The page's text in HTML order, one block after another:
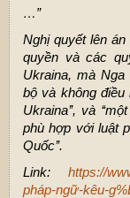
…”
Nghị quyết lên án
quyền và các
Ukraina, mà Nga
bộ và không
Ukraina’’, và
phù hợp với luật
Quốc’’.
Link: https://
pháp-ngữ-kêu-